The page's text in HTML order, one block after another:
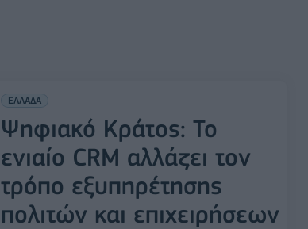
ΕΛΛΑΔΑ
Ψηφιακό Κράτος: Το
ενιαίο CRM αλλάζει τον
τρόπο εξυπηρέτησης
πολιτών και επιχειρήσεων